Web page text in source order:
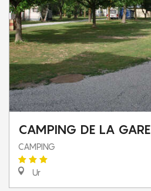
CAMPING DE LA GARE
CAMPING
Ur